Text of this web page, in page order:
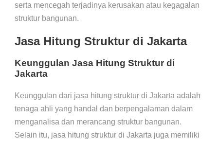
serta mencegah terjadinya kerusakan atau kegagalan
struktur bangunan.
Jasa Hitung Struktur di Jakarta
Keunggulan Jasa Hitung Struktur di
Jakarta
Keunggulan dari jasa hitung struktur di Jakarta adalah
tenaga ahli yang handal dan berpengalaman dalam
menganalisa dan merancang struktur bangunan.
Selain itu, jasa hitung struktur di Jakarta juga memiliki